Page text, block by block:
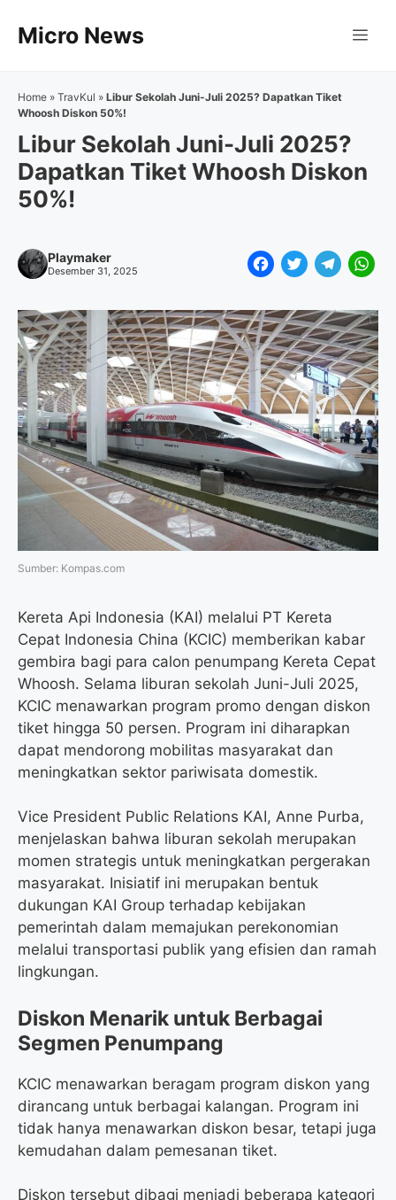
Micro News
Home » TravKul » Libur Sekolah Juni-Juli 2025? Dapatkan Tiket
Whoosh Diskon 50%!
Libur Sekolah Juni-Juli 2025?
Dapatkan Tiket Whoosh Diskon
50%!
Playmaker
Desember 31, 2025
F
c
e
b
o
k
T
i
t
t
e
r
T
l
e
g
r
a
m
W
a
t
s
A
p
p
Sumber: Kompas.com
Kereta Api Indonesia (KAI) melalui PT Kereta
Cepat Indonesia China (KCIC) memberikan kabar
gembira bagi para calon penumpang Kereta Cepat
Whoosh. Selama liburan sekolah Juni-Juli 2025,
KCIC menawarkan program promo dengan diskon
tiket hingga 50 persen. Program ini diharapkan
dapat mendorong mobilitas masyarakat dan
meningkatkan sektor pariwisata domestik.
Vice President Public Relations KAI, Anne Purba,
menjelaskan bahwa liburan sekolah merupakan
momen strategis untuk meningkatkan pergerakan
masyarakat. Inisiatif ini merupakan bentuk
dukungan KAI Group terhadap kebijakan
pemerintah dalam memajukan perekonomian
melalui transportasi publik yang efisien dan ramah
lingkungan.
Diskon Menarik untuk Berbagai
Segmen Penumpang
KCIC menawarkan beragam program diskon yang
dirancang untuk berbagai kalangan. Program ini
tidak hanya menawarkan diskon besar, tetapi juga
kemudahan dalam pemesanan tiket.
Diskon tersebut dibagi menjadi beberapa kategori